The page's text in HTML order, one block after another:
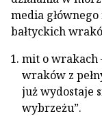
media
bałtyckich
mit o wrakach
wraków z
już wydostaje
wybrzeżu”.